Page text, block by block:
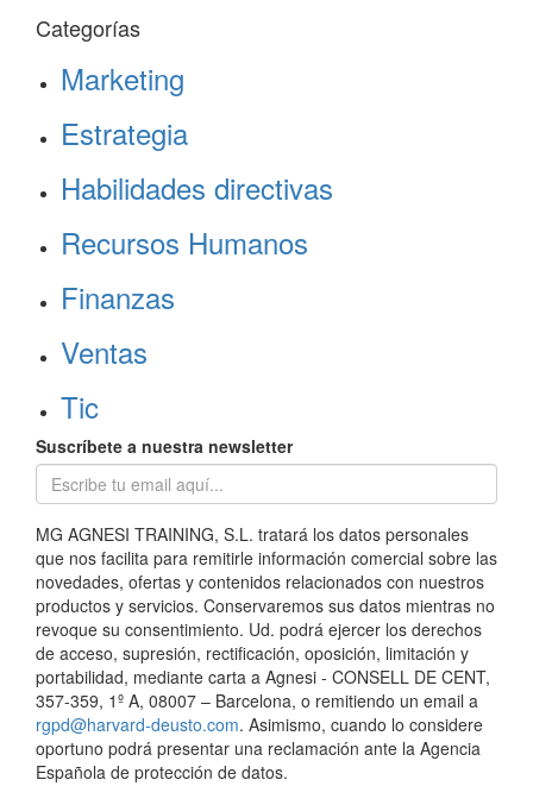
Categorías
Marketing
Estrategia
Habilidades directivas
Recursos Humanos
Finanzas
Ventas
Tic
Suscríbete a nuestra newsletter
MG AGNESI TRAINING, S.L. tratará los datos personales
que nos facilita para remitirle información comercial sobre las
novedades, ofertas y contenidos relacionados con nuestros
productos y servicios. Conservaremos sus datos mientras no
revoque su consentimiento. Ud. podrá ejercer los derechos
de acceso, supresión, rectificación, oposición, limitación y
portabilidad, mediante carta a Agnesi - CONSELL DE CENT,
357-359, 1º A, 08007 – Barcelona, o remitiendo un email a
rgpd@harvard-deusto.com. Asimismo, cuando lo considere
oportuno podrá presentar una reclamación ante la Agencia
Española de protección de datos.